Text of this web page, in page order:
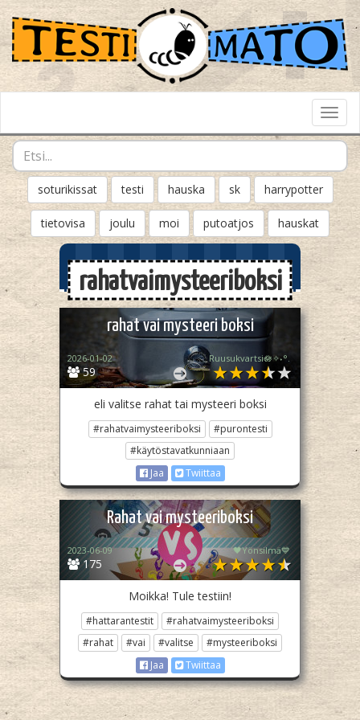
soturikissat testi hauska sk harrypotter
tietovisa joulu moi putoatjos hauskat
rahatvaimysteeriboksi
rahat vai mysteeri boksi
59
2026-01-02 Ruusukvartsi🪷✧˖°.
eli valitse rahat tai mysteeri boksi
#rahatvaimysteeriboksi
#purontesti
#käytöstavatkunniaan
Jaa
Twiittaa
Rahat vai mysteeriboksi
175
2023-06-09 🖤Yönsilmä💙
Moikka! Tule testiin!
#hattarantestit
#rahatvaimysteeriboksi
#rahat
#vai #valitse
#mysteeriboksi
Jaa
Twiittaa